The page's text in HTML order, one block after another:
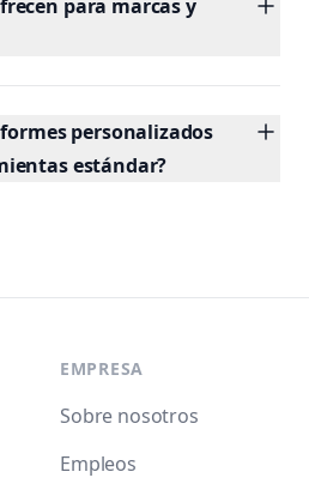
para marcas y
personalizados
estándar?
EMPRESA
Sobre nosotros
Empleos